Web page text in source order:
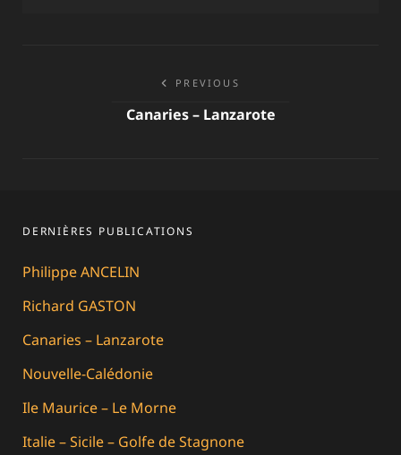
NavigationPREVIOUS
Canaries – Lanzarote
DERNIÈRES PUBLICATIONS
Philippe ANCELIN
Richard GASTON
Canaries – Lanzarote
Nouvelle-Calédonie
Ile Maurice – Le Morne
Italie – Sicile – Golfe de Stagnone